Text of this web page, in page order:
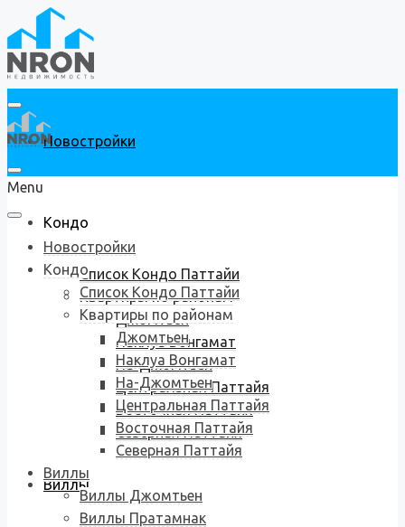
Новостройки
Кондо
Список Кондо Паттайи
Квартиры по районам
Джомтьен
Наклуа Вонгамат
На-Джомтьен
Центральная Паттайя
Восточная Паттайя
Северная Паттайя
Виллы
Menu
Новостройки
Кондо
Список Кондо Паттайи
Квартиры по районам
Джомтьен
Наклуа Вонгамат
На-Джомтьен
Центральная Паттайя
Восточная Паттайя
Северная Паттайя
Виллы
Виллы Джомтьен
Виллы Пратамнак